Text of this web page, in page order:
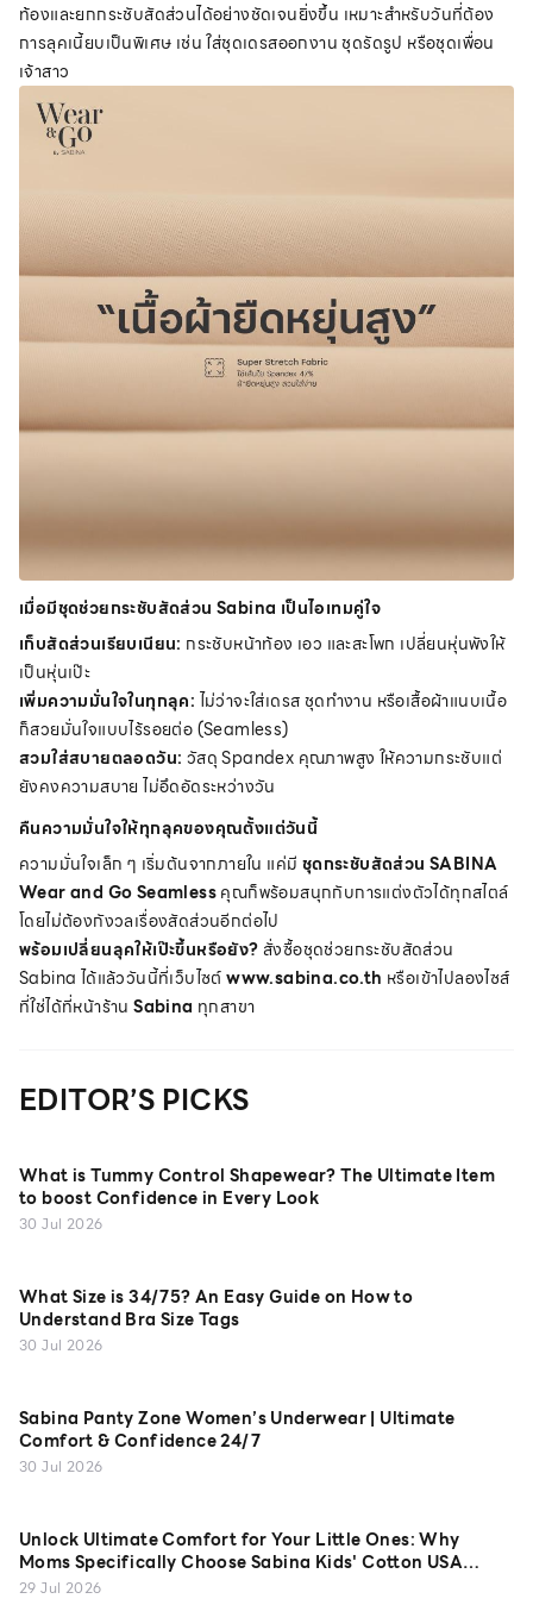
ท้องและยกกระชับสัดส่วนได้อย่างชัดเจนยิ่งขึ้น เหมาะสำหรับวันที่ต้อง
การลุคเนี้ยบเป็นพิเศษ เช่น ใส่ชุดเดรสออกงาน ชุดรัดรูป หรือชุดเพื่อน
เจ้าสาว
เมื่อมีชุดช่วยกระชับสัดส่วน Sabina เป็นไอเทมคู่ใจ
เก็บสัดส่วนเรียบเนียน: กระชับหน้าท้อง เอว และสะโพก เปลี่ยนหุ่นพังให้
เป็นหุ่นเป๊ะ
เพิ่มความมั่นใจในทุกลุค: ไม่ว่าจะใส่เดรส ชุดทำงาน หรือเสื้อผ้าแนบเนื้อ
ก็สวยมั่นใจแบบไร้รอยต่อ (Seamless)
สวมใส่สบายตลอดวัน: วัสดุ Spandex คุณภาพสูง ให้ความกระชับแต่
ยังคงความสบาย ไม่อึดอัดระหว่างวัน
คืนความมั่นใจให้ทุกลุคของคุณตั้งแต่วันนี้
ความมั่นใจเล็ก ๆ เริ่มต้นจากภายใน แค่มี ชุดกระชับสัดส่วน SABINA
Wear and Go Seamlessคุณก็พร้อมสนุกกับการแต่งตัวได้ทุกสไตล์
โดยไม่ต้องกังวลเรื่องสัดส่วนอีกต่อไป
พร้อมเปลี่ยนลุคให้เป๊ะขึ้นหรือยัง?สั่งซื้อชุดช่วยกระชับสัดส่วน
Sabina ได้แล้ววันนี้ที่เว็บไซต์www.sabina.co.th หรือเข้าไปลองไซส์
ที่ใช่ได้ที่หน้าร้านSabina ทุกสาขา
EDITOR’S PICKS
What is Tummy Control Shapewear? The Ultimate Item
to boost Confidence in Every Look
30 Jul 2026
What Size is 34/75? An Easy Guide on How to
Understand Bra Size Tags
30 Jul 2026
Sabina Panty Zone Women’s Underwear | Ultimate
Comfort & Confidence 24/7
30 Jul 2026
Unlock Ultimate Comfort for Your Little Ones: Why
Moms Specifically Choose Sabina Kids' Cotton USA
Camisoles
29 Jul 2026